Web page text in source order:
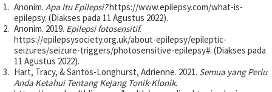
Anonim. Apa Itu Epilepsi?https://www.epilepsy.com/what-is-
epilepsy. (Diakses pada 11 Agustus 2022).
Anonim. 2019. Epilepsi fotosensitif.
https://epilepsysociety.org.uk/about-epilepsy/epileptic-
seizures/seizure-triggers/photosensitive-epilepsy#. (Diakses pada
11 Agustus 2022).
Hart, Tracy, & Santos-Longhurst, Adrienne. 2021. Semua yang Perlu
Anda Ketahui Tentang Kejang Tonik-Klonik.